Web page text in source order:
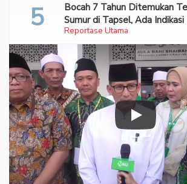
Reportase Utama
Bocah 7 Tahun Ditemukan
Sumur di Tapsel, Ada Indikasi